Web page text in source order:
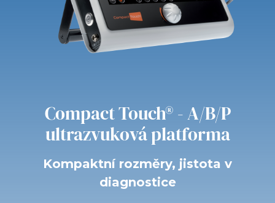
Compact Touch® - A/B/P
ultrazvuková platforma
Kompaktní rozměry, jistota v
diagnostice